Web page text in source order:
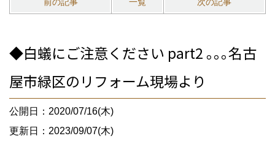
◆白蟻にご注意ください part2 ｡｡｡名古
屋市緑区のリフォーム現場より
公開日：2020/07/16(木)
更新日：2023/09/07(木)